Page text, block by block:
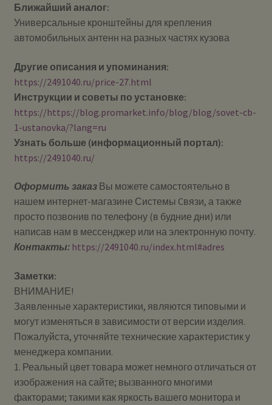
Ближайший аналог:
Универсальные кронштейны для крепления
автомобильных антенн на разных частях кузова
Другие описания и упоминания:
https://2491040.ru/price-27.html
Инструкции и советы по установке:
https://https://blog.promarket.info/blog/blog/sovet-cb-
1-ustanovka/?lang=ru
Узнать больше (информационный портал):
https://2491040.ru/
Оформить заказВы можете самостоятельно в
нашем интернет-магазине Системы Cвязи, а также
просто позвонив по телефону (в будние дни) или
написав нам в мессенджер или на электронную почту.
Контакты: https://2491040.ru/index.html#adres
Заметки:
ВНИМАНИЕ!
Заявленные характеристики, являются типовыми и
могут изменяться в зависимости от версии изделия.
Пожалуйста, уточняйте технические характеристик у
менеджера компании.
1. Реальный цвет товара может немного отличаться от
изображения на сайте; вызванного многими
факторами; такими как яркость вашего монитора и